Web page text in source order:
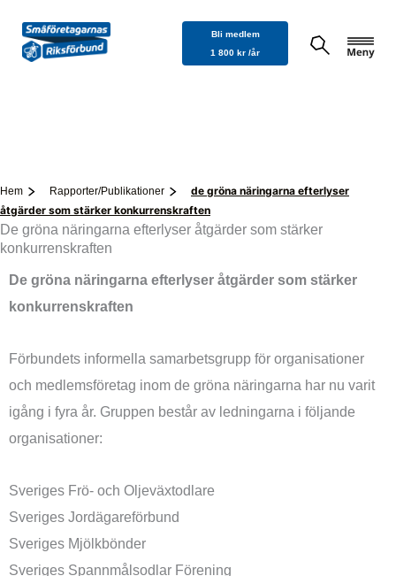
innehåll
Bli medlem
1 800 kr /år
Hem Rapporter/Publikationer
de gröna näringarna efterlyser
åtgärder som stärker konkurrenskraften
De gröna näringarna efterlyser åtgärder som stärker
konkurrenskraften
De gröna näringarna efterlyser åtgärder som stärker
konkurrenskraften
Förbundets informella samarbetsgrupp för organisationer
och medlemsföretag inom de gröna näringarna har nu varit
igång i fyra år. Gruppen består av ledningarna i följande
organisationer:
Sveriges Frö- och Oljeväxtodlare
Sveriges Jordägareförbund
Sveriges Mjölkbönder
Sveriges Spannmålsodlar Förening